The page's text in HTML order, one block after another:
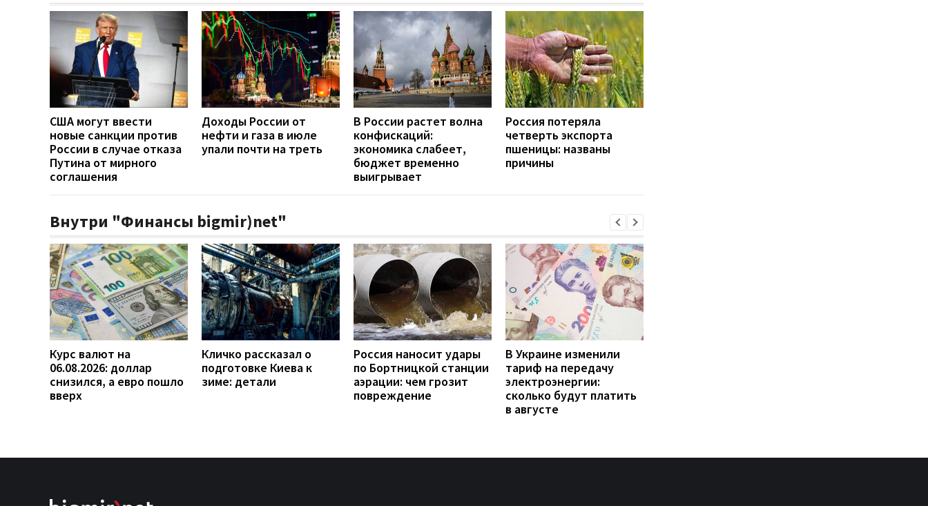
США могут ввести
новые санкции против
России в случае отказа
Путина от мирного
соглашения
Доходы России от
нефти и газа в июле
упали почти на треть
В России растет волна
конфискаций:
экономика слабеет,
бюджет временно
выигрывает
Россия потеряла
четверть экспорта
пшеницы: названы
причины
Внутри "Финансы bigmir)net"
Курс валют на
06.08.2026: доллар
снизился, а евро пошло
вверх
Кличко рассказал о
подготовке Киева к
зиме: детали
Россия наносит удары
по Бортницкой станции
аэрации: чем грозит
повреждение
В Украине изменили
тариф на передачу
электроэнергии:
сколько будут платить
в августе